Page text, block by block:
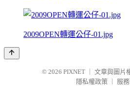
2009OPEN轉運公仔-01.jpg
© 2026 PIXNET
文章與圖片
隱私權政策
服